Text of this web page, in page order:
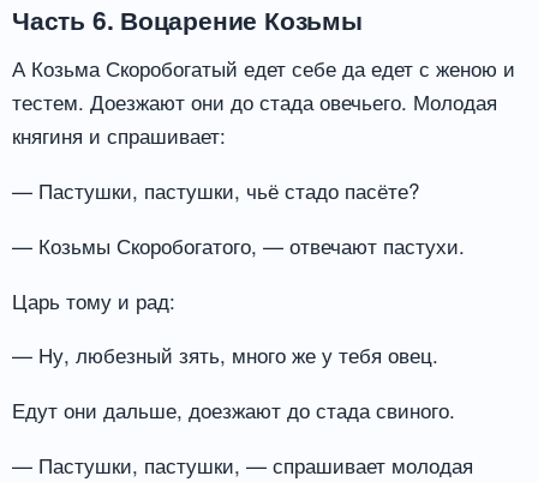
Часть 6. Воцарение Козьмы
А Козьма Скоробогатый едет себе да едет с женою и
тестем. Доезжают они до стада овечьего. Молодая
княгиня и спрашивает:
— Пастушки, пастушки, чьё стадо пасёте?
— Козьмы Скоробогатого, — отвечают пастухи.
Царь тому и рад:
— Ну, любезный зять, много же у тебя овец.
Едут они дальше, доезжают до стада свиного.
— Пастушки, пастушки, — спрашивает молодая